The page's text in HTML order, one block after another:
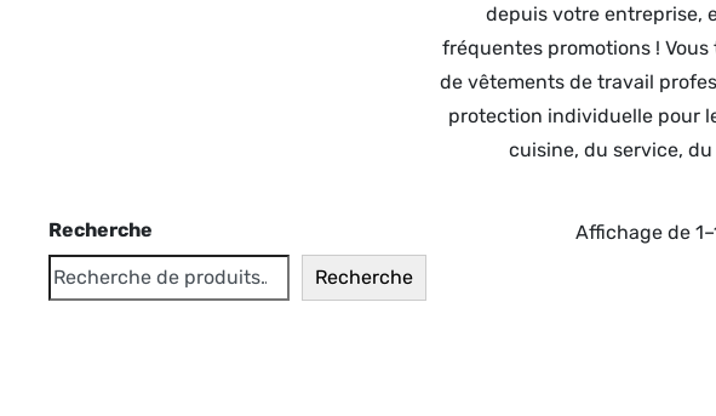
depuis votre entreprise,
fréquentes promotions !
de vêtements de travail
protection individuelle pour
cuisine, du service,
Recherche
Recherche
Affichage de